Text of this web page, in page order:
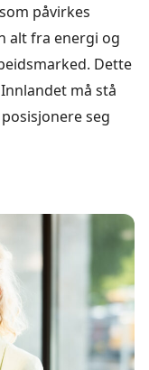
påvirkes
alt fra energi og
Dette
må stå
seg